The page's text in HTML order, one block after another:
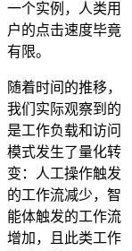
一个实例，人类用
户的点击速度毕竟
有限。
随着时间的推移，
我们实际观察到的
是工作负载和访问
模式发生了量化转
变：人工操作触发
的工作流减少，智
能体触发的工作流
增加，且此类工作